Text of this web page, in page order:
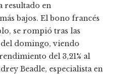
resultado en
bajos. El bono francés
se rompió tras las
domingo, viendo
del 3,21% al
Beadle, especialista en